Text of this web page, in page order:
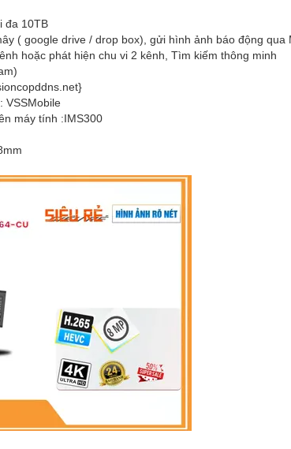
đa 10TB
( google drive / drop box), gửi hình ảnh báo động qua
hoặc phát hiện chu vi 2 kênh, Tìm kiếm thông minh
VSSMobile
máy tính :IMS300